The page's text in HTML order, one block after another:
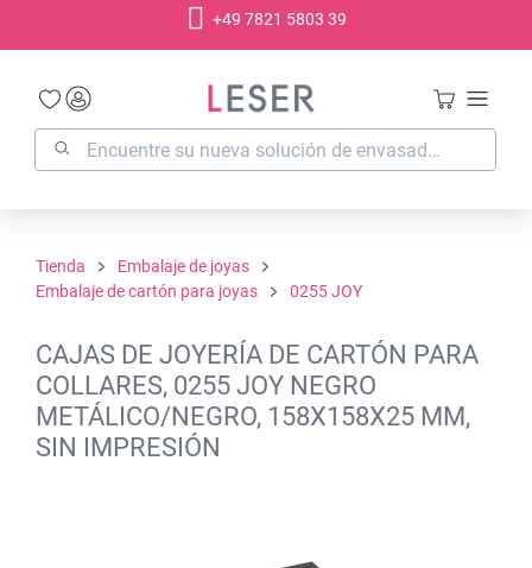
+49 7821 5803 39
Tienda
Embalaje de joyas
Embalaje de cartón para joyas
0255 JOY
CAJAS DE JOYERÍA DE CARTÓN PARA
COLLARES, 0255 JOY NEGRO
METÁLICO/NEGRO, 158X158X25 MM,
SIN IMPRESIÓN